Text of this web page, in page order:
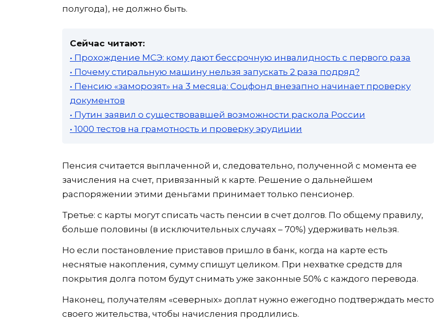
полугода), не должно быть.
Сейчас читают:
• Прохождение МСЭ: кому дают бессрочную инвалидность с первого раза
• Почему стиральную машину нельзя запускать 2 раза подряд?
• Пенсию «заморозят» на 3 месяца: Соцфонд внезапно начинает проверку
документов
• Путин заявил о существовавшей возможности раскола России
• 1000 тестов на грамотность и проверку эрудиции
Пенсия считается выплаченной и, следовательно, полученной с момента ее
зачисления на счет, привязанный к карте. Решение о дальнейшем
распоряжении этими деньгами принимает только пенсионер.
Третье: с карты могут списать часть пенсии в счет долгов. По общему правилу,
больше половины (в исключительных случаях – 70%) удерживать нельзя.
Но если постановление приставов пришло в банк, когда на карте есть
неснятые накопления, сумму спишут целиком. При нехватке средств для
покрытия долга потом будут снимать уже законные 50% с каждого перевода.
Наконец, получателям «северных» доплат нужно ежегодно подтверждать место
своего жительства, чтобы начисления продлились.